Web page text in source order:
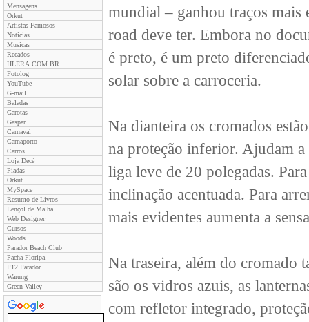
Mensagens
Orkut
Artistas Famosos
Noticias
Musicas
Recados
HLERA.COM.BR
Fotolog
YouTube
G-mail
Baladas
Garotas
Gaspar
Carnaval
Carnaporto
Carros
Loja Decé
Piadas
Orkut
MySpace
Resumo de Livros
Lençol de Malha
Web Designer
Cursos
Woods
Parador Beach Club
Pacha Floripa
P12 Parador
Warung
Green Valley
mundial – ganhou traços mais
road deve ter. Embora no
é preto, é um preto
solar sobre a carroceria.
Na dianteira os cromados
na proteção inferior. Ajudam
liga leve de 20 polegadas.
inclinação acentuada. Para
mais evidentes aumenta a
Na traseira, além do cromado
são os vidros azuis, as
com refletor integrado,